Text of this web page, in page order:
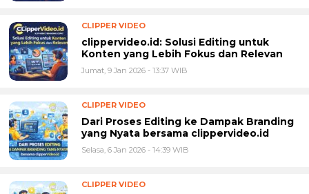
CLIPPER VIDEO
clippervideo.id: Solusi Editing untuk
Konten yang Lebih Fokus dan Relevan
Jumat, 9 Jan 2026 - 13:37 WIB
CLIPPER VIDEO
Dari Proses Editing ke Dampak Branding
yang Nyata bersama clippervideo.id
Selasa, 6 Jan 2026 - 14:39 WIB
CLIPPER VIDEO